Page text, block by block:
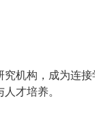
机构，成为连接
才培养。